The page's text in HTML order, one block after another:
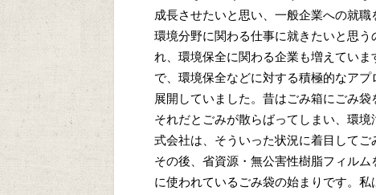
成長させたいと思い、一般企業への就
環境分野に関わる仕事に就きたいと思
れ、環境保全に関わる企業も増えてい
で、環境保全などに対する積極的なア
展開していました。昔はごみ箱にごみ
それだとごみが散らばってしまい、環
式会社は、そういった状況に着目してご
その後、省資源・無公害性樹脂フィル
に使われているごみ袋の始まりです。